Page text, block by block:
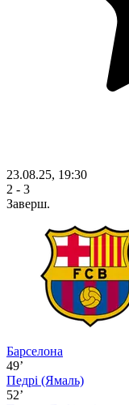
23.08.25, 19:30
2 - 3
Заверш.
Барселона
49’
Педрі (Ямаль)
52’